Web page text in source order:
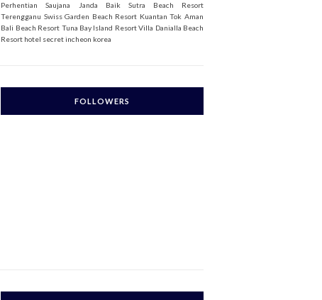
Perhentian
Saujana Janda Baik
Sutra Beach Resort
Terengganu Swiss Garden Beach Resort Kuantan Tok Aman
Bali Beach Resort Tuna Bay Island Resort Villa Danialla Beach
Resort hotel secret incheon korea
FOLLOWERS